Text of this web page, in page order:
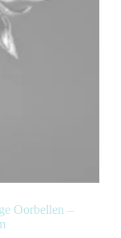
Oorbellen –